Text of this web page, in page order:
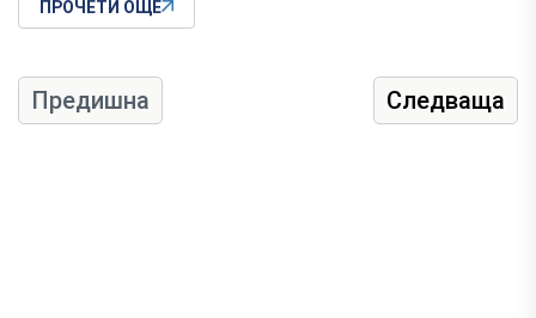
ПРОЧЕТИ ОЩЕ
Предишна Следваща